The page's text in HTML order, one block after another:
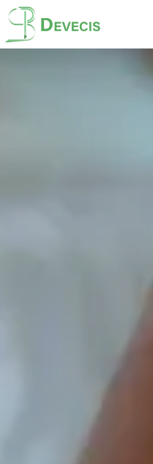
Panneau de gestion des cookies